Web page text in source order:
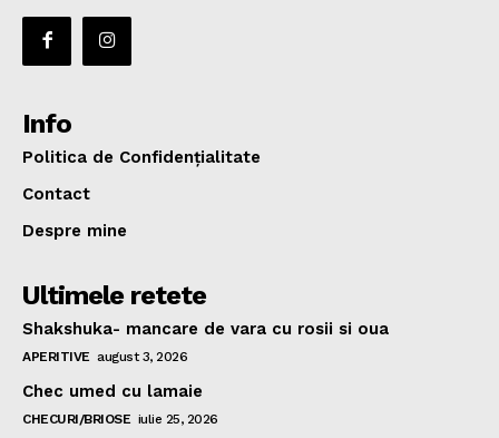
Info
Politica de Confidențialitate
Contact
Despre mine
Ultimele retete
Shakshuka- mancare de vara cu rosii si oua
APERITIVE august 3, 2026
Chec umed cu lamaie
CHECURI/BRIOSE iulie 25, 2026